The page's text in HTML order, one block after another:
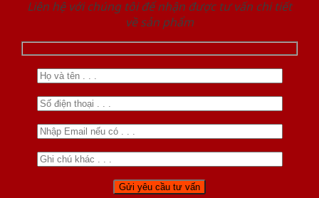
Liên hệ với chúng tôi để nhận được tư vấn chi tiết
về sản phẩm